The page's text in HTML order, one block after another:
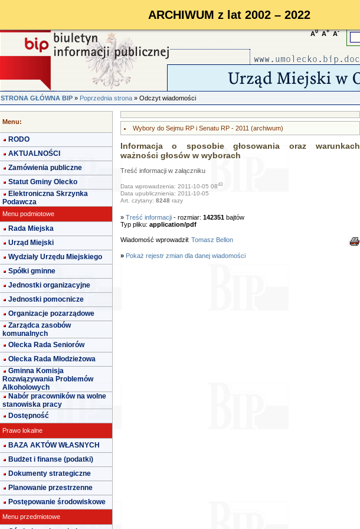
ARCHIWUM z lat 2002 – 2022
A0 A+ A-
STRONA GŁÓWNA BIP»Poprzednia strona» Odczyt wiadomości
Menu:
RODO
AKTUALNOŚCI
Zamówienia publiczne
Statut Gminy Olecko
Elektroniczna Skrzynka
Podawcza
Menu podmiotowe
Rada Miejska
Urząd Miejski
Wydziały Urzędu Miejskiego
Spółki gminne
Jednostki organizacyjne
Jednostki pomocnicze
Organizacje pozarządowe
Zarządca zasobów
komunalnych
Olecka Rada Seniorów
Olecka Rada Młodzieżowa
Gminna Komisja
Rozwiązywania Problemów
Alkoholowych
Nabór pracowników na wolne
stanowiska pracy
Dostępność
Prawo lokalne
BAZA AKTÓW WŁASNYCH
Budżet i finanse (podatki)
Dokumenty strategiczne
Planowanie przestrzenne
Postępowanie środowiskowe
Menu przedmiotowe
Wybory do Sejmu RP i Senatu RP - 2011 (archiwum)
Informacja o sposobie głosowania oraz warunkach
ważności głosów w wyborach
Treść informacji w załączniku
Data wprowadzenia: 2011-10-05 0843
Data upublicznienia: 2011-10-05
Art. czytany: 8248 razy
» Treść informacji- rozmiar: 142351bajtów
Typ pliku: application/pdf
Wiadomość wprowadził: Tomasz Bellon
» Pokaż rejestr zmian dla danej wiadomości